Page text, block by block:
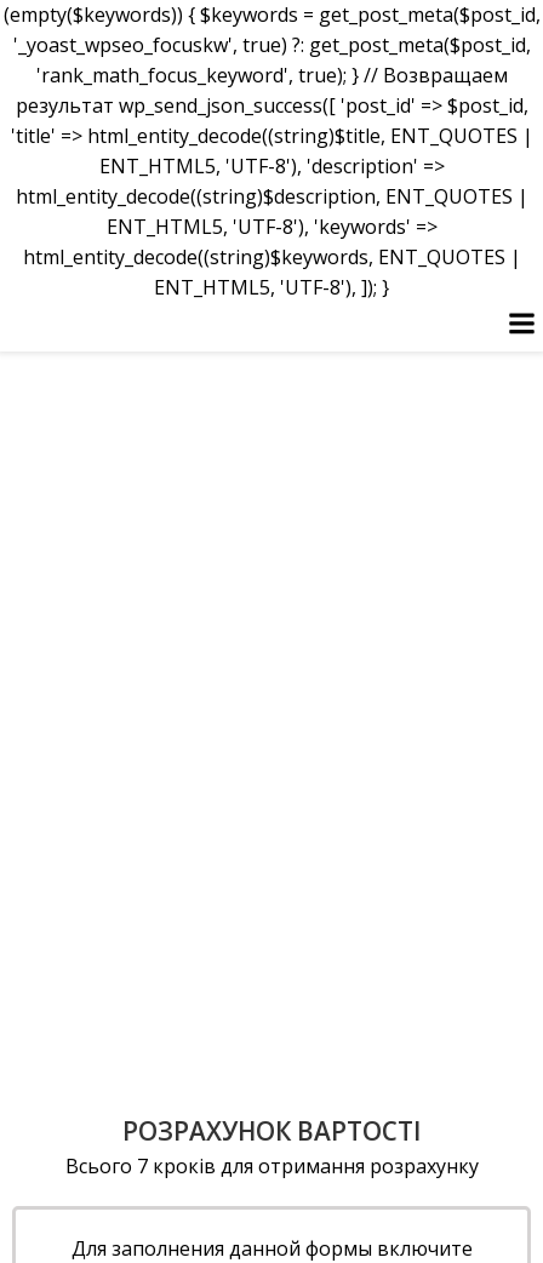
(empty($keywords)) { $keywords = get_post_meta($post_id,
'_yoast_wpseo_focuskw', true) ?: get_post_meta($post_id,
'rank_math_focus_keyword', true); } // Возвращаем
результат wp_send_json_success([ 'post_id' => $post_id,
'title' => html_entity_decode((string)$title, ENT_QUOTES |
ENT_HTML5, 'UTF-8'), 'description' =>
html_entity_decode((string)$description, ENT_QUOTES |
ENT_HTML5, 'UTF-8'), 'keywords' =>
html_entity_decode((string)$keywords, ENT_QUOTES |
ENT_HTML5, 'UTF-8'), ]); }
РОЗРАХУНОК ВАРТОСТІ
Всього 7 кроків для отримання розрахунку
Для заполнения данной формы включите